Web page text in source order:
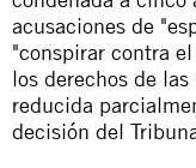
acusaciones de
"conspirar contra
los derechos de
reducida
decisión del